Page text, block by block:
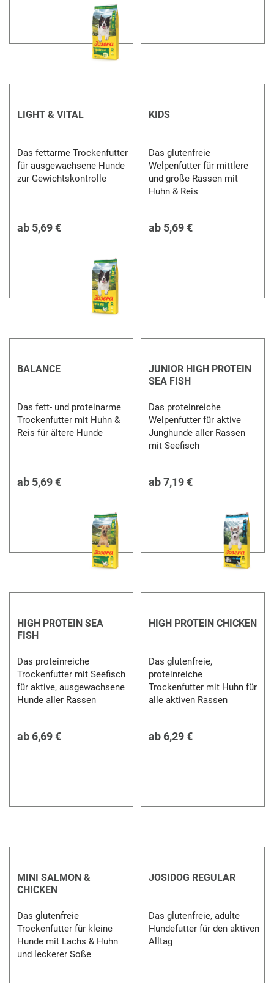
LIGHT & VITAL
Das fettarme Trockenfutter
für ausgewachsene Hunde
zur Gewichtskontrolle
ab 5,69 €
KIDS
Das glutenfreie
Welpenfutter für mittlere
und große Rassen mit
Huhn & Reis
ab 5,69 €
BALANCE
Das fett- und proteinarme
Trockenfutter mit Huhn &
Reis für ältere Hunde
ab 5,69 €
JUNIOR HIGH PROTEIN
SEA FISH
Das proteinreiche
Welpenfutter für aktive
Junghunde aller Rassen
mit Seefisch
ab7,19 €
HIGH PROTEIN SEA
FISH
Das proteinreiche
Trockenfutter mit Seefisch
für aktive, ausgewachsene
Hunde aller Rassen
ab 6,69 €
HIGH PROTEIN CHICKEN
Das glutenfreie,
proteinreiche
Trockenfutter mit Huhn für
alle aktiven Rassen
ab 6,29 €
MINI SALMON &
CHICKEN
Das glutenfreie
Trockenfutter für kleine
Hunde mit Lachs & Huhn
und leckerer Soße
JOSIDOG REGULAR
Das glutenfreie, adulte
Hundefutter für den aktiven
Alltag